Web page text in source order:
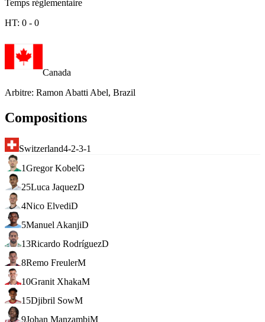
Temps réglementaire
HT: 0 - 0
Canada
Arbitre: Ramon Abatti Abel, Brazil
Compositions
Switzerland4-2-3-1
1Gregor KobelG
25Luca JaquezD
4Nico ElvediD
5Manuel AkanjiD
13Ricardo RodríguezD
8Remo FreulerM
10Granit XhakaM
15Djibril SowM
9Johan ManzambiM